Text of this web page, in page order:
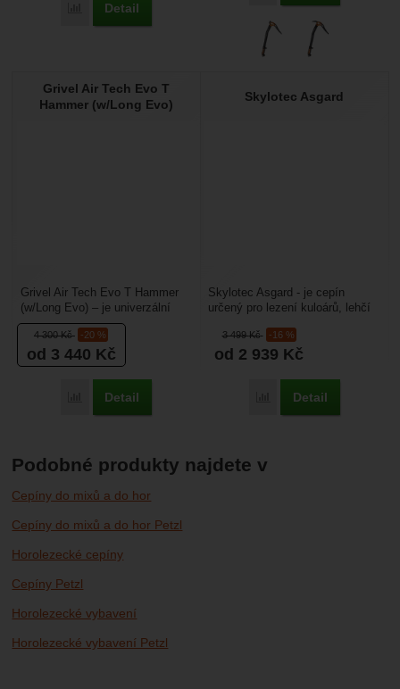
Porovnat
Detail
Grivel Air Tech Evo T
Hammer (w/Long Evo)
4 300Kč -20 %
od 3 440 Kč
Porovnat
Detail
Grivel Air Tech Evo T Hammer
(w/Long Evo) – je univerzální
cepín s kovaným hrotem určený
hlavně pro lezení...
Skylotec Asgard
3 499Kč -16 %
od 2 939 Kč
Porovnat
Detail
Skylotec Asgard - je cepín
určený pro lezení kuloárů, lehčí
skialpinismus....
Podobné produkty najdete v
Cepíny do mixů a do hor
Cepíny do mixů a do hor Petzl
Horolezecké cepíny
Cepíny Petzl
Horolezecké vybavení
Horolezecké vybavení Petzl